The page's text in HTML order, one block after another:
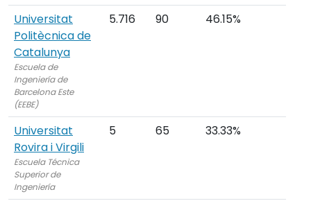
Universitat
Politècnica de
Catalunya
Escuela de
Ingeniería de
Barcelona Este
(EEBE)
5.716 90 46.15%
Universitat
Rovira i Virgili
Escuela Técnica
Superior de
Ingeniería
5 65 33.33%